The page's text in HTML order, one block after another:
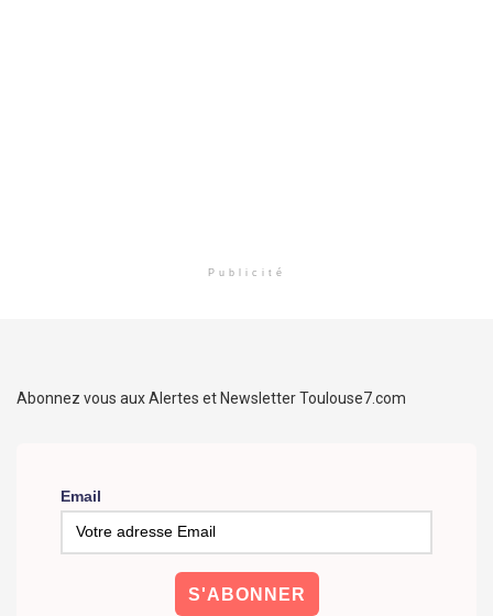
Publicité
Abonnez vous aux Alertes et Newsletter Toulouse7.com
Email